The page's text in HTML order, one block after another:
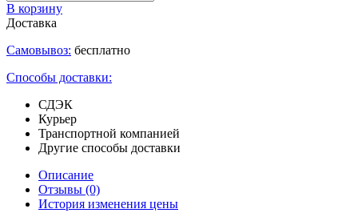
В корзину
Доставка
Самовывоз: бесплатно
Способы доставки:
СДЭК
Курьер
Транспортной компанией
Другие способы доставки
Описание
Отзывы (0)
История изменения цены